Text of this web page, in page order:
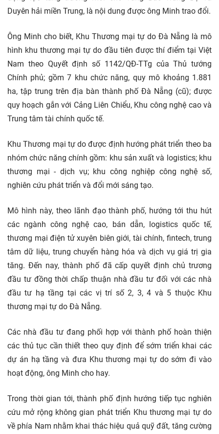
Duyên hải miền Trung, là nội dung được ông Minh trao đổi.
Ông Minh cho biết, Khu Thương mại tự do Đà Nẵng là mô
hình khu thương mại tự do đầu tiên được thí điểm tại Việt
Nam theo Quyết định số 1142/QĐ-TTg của Thủ tướng
Chính phủ; gồm 7 khu chức năng, quy mô khoảng 1.881
ha, tập trung trên địa bàn thành phố Đà Nẵng (cũ); được
quy hoạch gắn với Cảng Liên Chiểu, Khu công nghệ cao và
Trung tâm tài chính quốc tế.
Khu Thương mại tự do được định hướng phát triển theo ba
nhóm chức năng chính gồm: khu sản xuất và logistics; khu
thương mại - dịch vụ; khu công nghiệp công nghệ số,
nghiên cứu phát triển và đổi mới sáng tạo.
Mô hình này, theo lãnh đạo thành phố, hướng tới thu hút
các ngành công nghệ cao, bán dẫn, logistics quốc tế,
thương mại điện tử xuyên biên giới, tài chính, fintech, trung
tâm dữ liệu, trung chuyển hàng hóa và dịch vụ giá trị gia
tăng. Đến nay, thành phố đã cấp quyết định chủ trương
đầu tư đồng thời chấp thuận nhà đầu tư đối với các nhà
đầu tư hạ tầng tại các vị trí số 2, 3, 4 và 5 thuộc Khu
thương mại tự do Đà Nẵng.
Các nhà đầu tư đang phối hợp với thành phố hoàn thiện
các thủ tục cần thiết theo quy định để sớm triển khai các
dự án hạ tầng và đưa Khu thương mại tự do sớm đi vào
hoạt động, ông Minh cho hay.
Trong thời gian tới, thành phố định hướng tiếp tục nghiên
cứu mở rộng không gian phát triển Khu thương mại tự do
về phía Nam nhằm khai thác hiệu quả quỹ đất, tăng cường